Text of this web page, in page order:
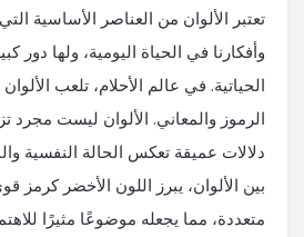
تعتبر الألوان من العناصر الأساسية
وأفكارنا في الحياة اليومية، ولها دور
الحياتية. في عالم الأحلام، تلعب
الرموز والمعاني. الألوان ليست مجرد
دلالات عميقة تعكس الحالة النفسية
بين الألوان، يبرز اللون الأخضر كرمز
متعددة، مما يجعله موضوعًا مثيرًا